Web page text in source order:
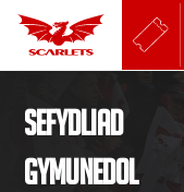
Sefydliad
Gymunedol